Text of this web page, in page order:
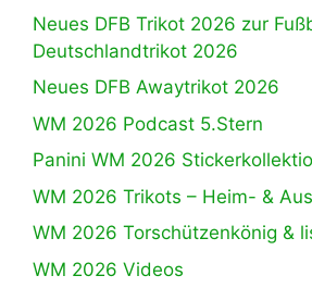
Neues DFB Trikot 2026 zur
Deutschlandtrikot 2026
Neues DFB Awaytrikot 2026
WM 2026 Podcast 5.Stern
Panini WM 2026
WM 2026 Trikots – Heim- &
WM 2026 Torschützenkönig &
WM 2026 Videos